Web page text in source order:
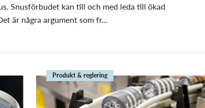
Snusförbudet kan till och med leda till ökad
är några argument som fr...
Produkt & reglering